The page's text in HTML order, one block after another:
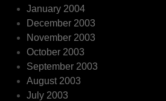
January 2004
December 2003
November 2003
October 2003
September 2003
August 2003
July 2003